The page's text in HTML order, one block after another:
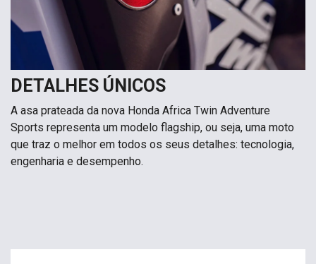
DETALHES ÚNICOS
A asa prateada da nova Honda Africa Twin Adventure
Sports representa um modelo flagship, ou seja, uma moto
que traz o melhor em todos os seus detalhes: tecnologia,
engenharia e desempenho.